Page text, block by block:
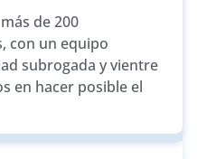
de 200
con un equipo
subrogada y vientre
en hacer posible el